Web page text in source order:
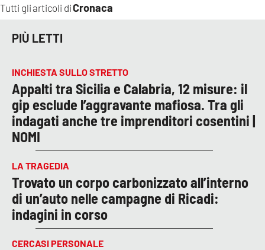
Tutti gli articoli diCronaca
PIÙ LETTI
INCHIESTA SULLO STRETTO
Appalti tra Sicilia e Calabria, 12 misure: il
gip esclude l’aggravante mafiosa. Tra gli
indagati anche tre imprenditori cosentini |
NOMI
LA TRAGEDIA
Trovato un corpo carbonizzato all’interno
di un’auto nelle campagne di Ricadi:
indagini in corso
CERCASI PERSONALE